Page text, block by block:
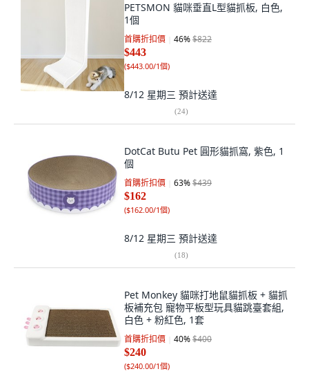
PETSMON 貓咪垂直L型貓抓板, 白色,
1個
首購折扣價 46%$822
$443
($443.00/1個)
8/12 星期三 預計送達
(24)
DotCat Butu Pet 圓形貓抓窩, 紫色, 1
個
首購折扣價 63%$439
$162
($162.00/1個)
8/12 星期三 預計送達
(18)
Pet Monkey 貓咪打地鼠貓抓板 + 貓抓
板補充包 寵物平板型玩具貓跳臺套組,
白色 + 粉紅色, 1套
首購折扣價 40%$400
$240
($240.00/1個)